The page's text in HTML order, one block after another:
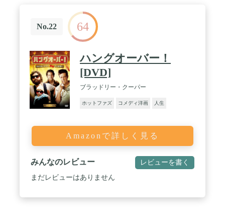
No.22 64
ハングオーバー！
[DVD]
ブラッドリー・クーパー
ホットファズ コメディ洋画 人生
Amazonで詳しく見る
みんなのレビュー レビューを書く
まだレビューはありません